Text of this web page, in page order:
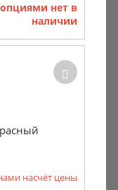
нет в
наличии
насчёт цены